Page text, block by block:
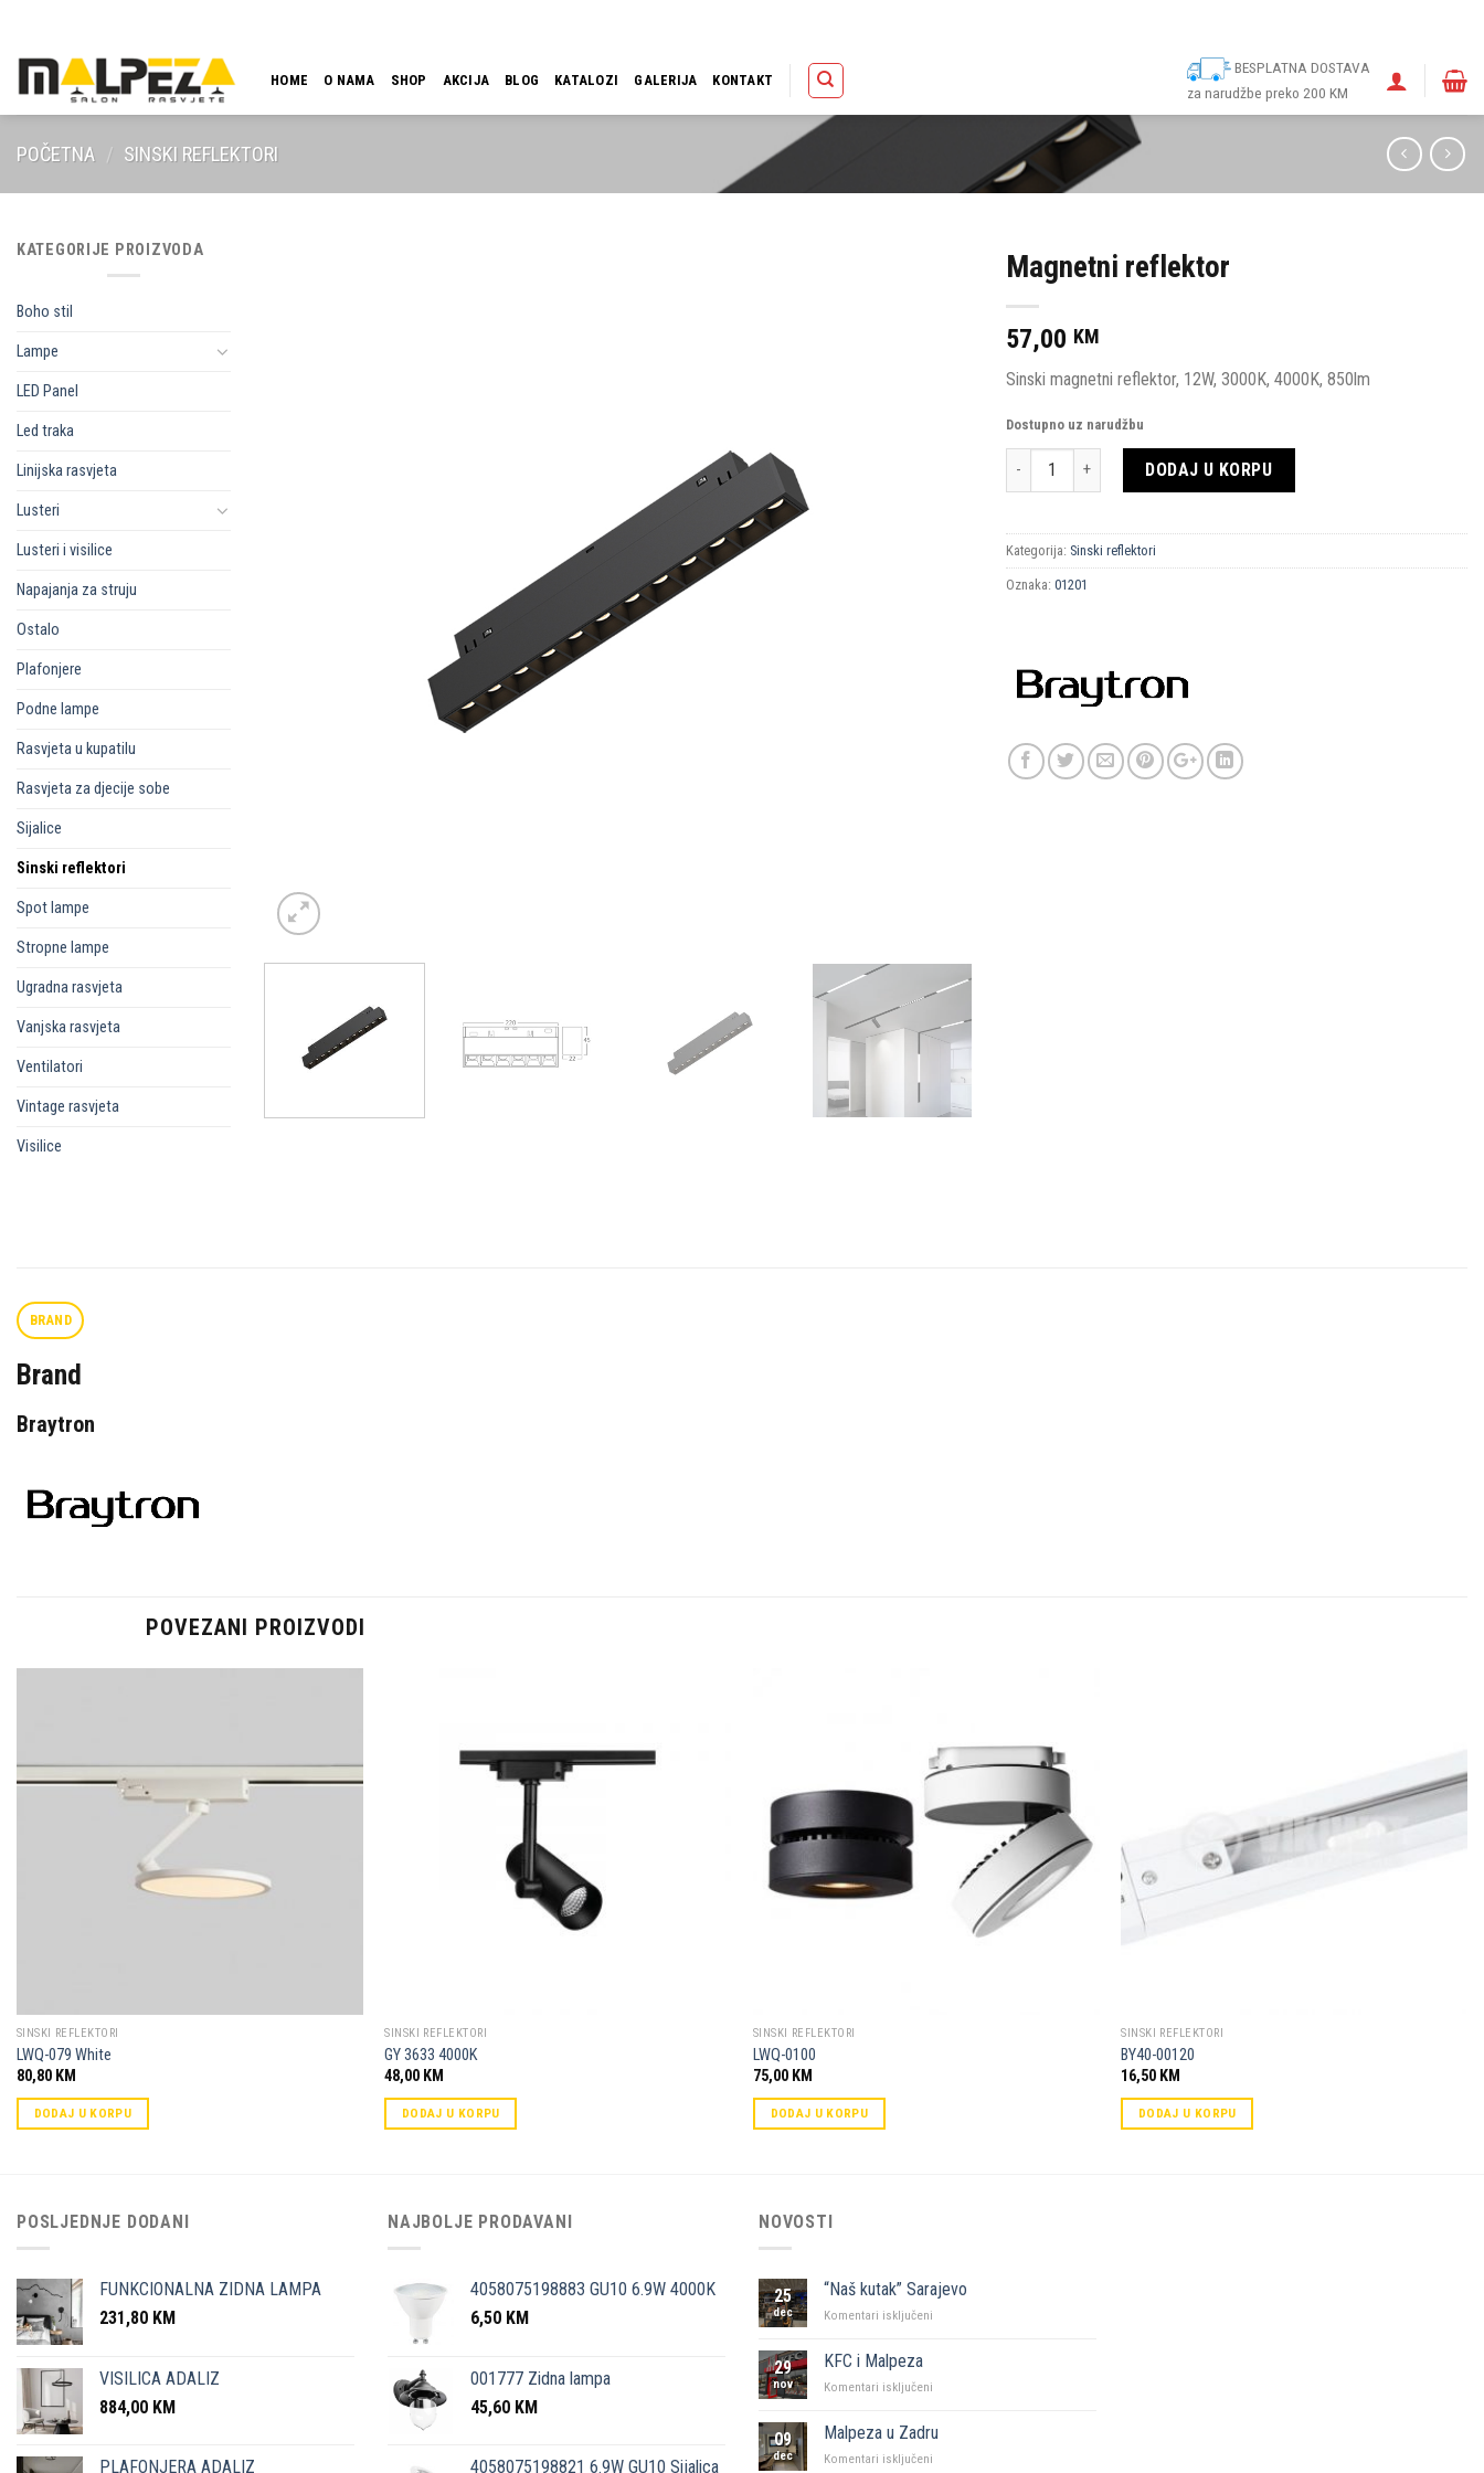
content
HOME O NAMA SHOP AKCIJA BLOG KATALOZI GALERIJA KONTAKT
BESPLATNA DOSTAVA
za narudžbe preko 200 KM
POČETNA / SINSKI REFLEKTORI
KATEGORIJE PROIZVODA
Boho stil
Lampe
LED Panel
Led traka
Linijska rasvjeta
Lusteri
Lusteri i visilice
Napajanja za struju
Ostalo
Plafonjere
Podne lampe
Rasvjeta u kupatilu
Rasvjeta za djecije sobe
Sijalice
Sinski reflektori
Spot lampe
Stropne lampe
Ugradna rasvjeta
Vanjska rasvjeta
Ventilatori
Vintage rasvjeta
Visilice
Magnetni reflektor
57,00 KM
Sinski magnetni reflektor, 12W, 3000K, 4000K, 850lm
Dostupno uz narudžbu
Količina DODAJ U KORPU
Kategorija: Sinski reflektori
Oznaka: 01201
BRAND
Brand
Braytron
POVEZANI PROIZVODI
Dodaj u
omiljene
SINSKI REFLEKTORI
LWQ-079 White
80,80 KM
DODAJ U KORPU
SINSKI REFLEKTORI
GY 3633 4000K
48,00 KM
DODAJ U KORPU
Dodaj u
SINSKI REFLEKTORI
LWQ-0100
75,00 KM
DODAJ U KORPU
omiljene
SINSKI REFLEKTORI
BY40-00120
16,50 KM
DODAJ U KORPU
POSLJEDNJE DODANI
FUNKCIONALNA ZIDNA LAMPA
231,80 KM
VISILICA ADALIZ
884,00 KM
PLAFONJERA ADALIZ
NAJBOLJE PRODAVANI
4058075198883 GU10 6.9W 4000K
6,50 KM
001777 Zidna lampa
45,60 KM
4058075198821 6.9W GU10 Sijalica
NOVOSTI
25
dec
“Naš kutak” Sarajevo
Komentari isključeni
29
nov
KFC i Malpeza
Komentari isključeni
Malpeza
09
dec
Malpeza u Zadru
Komentari isključeni